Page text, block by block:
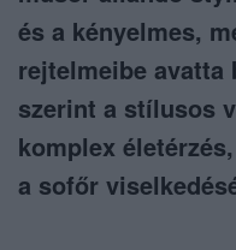
és a kényelmes,
rejtelmeibe avatta
szerint a stílusos
komplex
a sofőr